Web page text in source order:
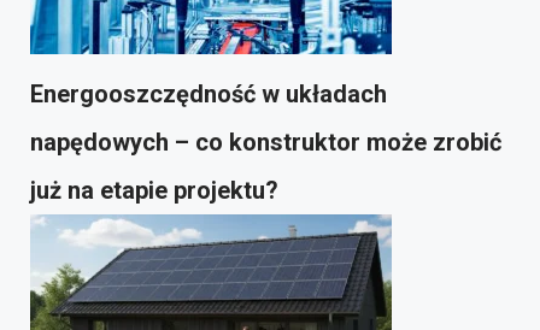
Energooszczędność w układach
napędowych – co konstruktor może zrobić
już na etapie projektu?